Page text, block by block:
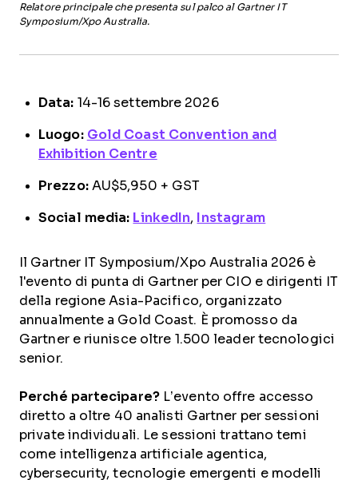
Relatore principale che presenta sul palco al Gartner IT
Symposium/Xpo Australia.
Data: 14-16 settembre 2026
Luogo: Gold Coast Convention and
Exhibition Centre
Prezzo:AU$5,950 + GST
Social media: LinkedIn, Instagram
Il Gartner IT Symposium/Xpo Australia 2026 è
l'evento di punta di Gartner per CIO e dirigenti IT
della regione Asia-Pacifico, organizzato
annualmente a Gold Coast. È promosso da
Gartner e riunisce oltre 1.500 leader tecnologici
senior.
Perché partecipare?L’evento offre accesso
diretto a oltre 40 analisti Gartner per sessioni
private individuali. Le sessioni trattano temi
come intelligenza artificiale agentica,
cybersecurity, tecnologie emergenti e modelli